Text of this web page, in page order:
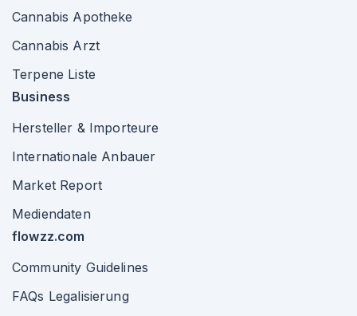
Cannabis Apotheke
Cannabis Arzt
Terpene Liste
Business
Hersteller & Importeure
Internationale Anbauer
Market Report
Mediendaten
flowzz.com
Community Guidelines
FAQs Legalisierung